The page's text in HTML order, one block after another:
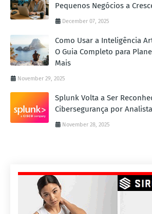
Pequenos Negócios a
December 07, 2025
Como Usar a Inteligência
O Guia Completo para
Mais
November 29, 2025
Splunk Volta a Ser
Cibersegurança por
November 28, 2025